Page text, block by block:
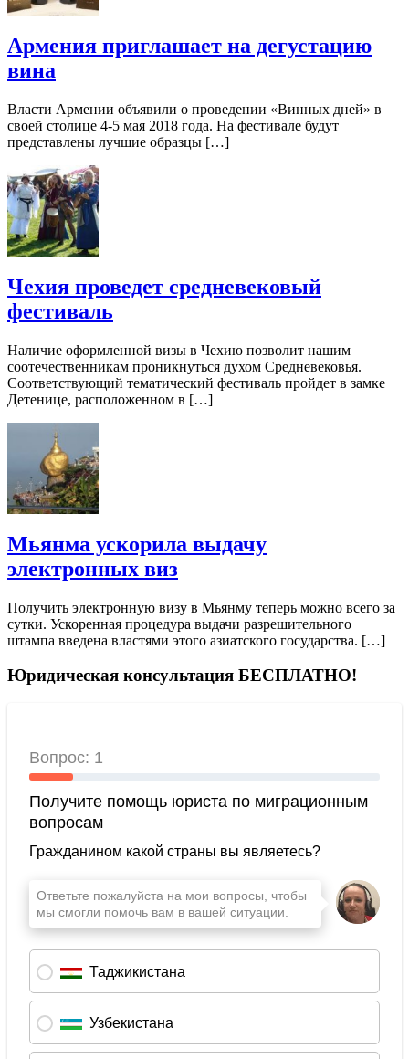
Армения приглашает на дегустацию
вина
Власти Армении объявили о проведении «Винных дней» в
своей столице 4-5 мая 2018 года. На фестивале будут
представлены лучшие образцы […]
Чехия проведет средневековый
фестиваль
Наличие оформленной визы в Чехию позволит нашим
соотечественникам проникнуться духом Средневековья.
Соответствующий тематический фестиваль пройдет в замке
Детенице, расположенном в […]
Мьянма ускорила выдачу
электронных виз
Получить электронную визу в Мьянму теперь можно всего за
сутки. Ускоренная процедура выдачи разрешительного
штампа введена властями этого азиатского государства. […]
Юридическая консультация БЕСПЛАТНО!